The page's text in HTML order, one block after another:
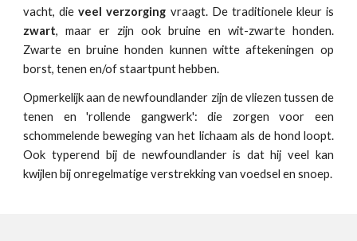
vacht, dieveel verzorging vraagt. De traditionele kleur is
zwart, maar er zijn ook bruine en wit-zwarte honden.
Zwarte en bruine honden kunnen witte aftekeningen op
borst, tenen en/of staartpunt hebben.
Opmerkelijk aan de newfoundlander zijn de vliezen tussen de
tenen en 'rollende gangwerk': die zorgen voor een
schommelende beweging van het lichaam als de hond loopt.
Ook typerend bij de newfoundlander is dat hij veel kan
kwijlen bij onregelmatige verstrekking van voedsel en snoep.